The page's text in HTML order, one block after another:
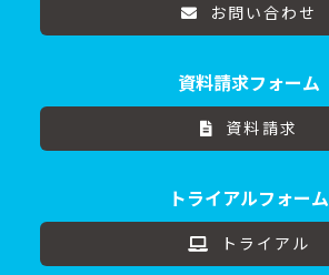
お問い合わせ
資料請求フォーム
資料請求
トライアルフォーム
トライアル